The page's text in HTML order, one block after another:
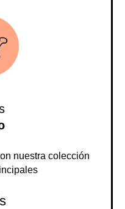
nuestra colección